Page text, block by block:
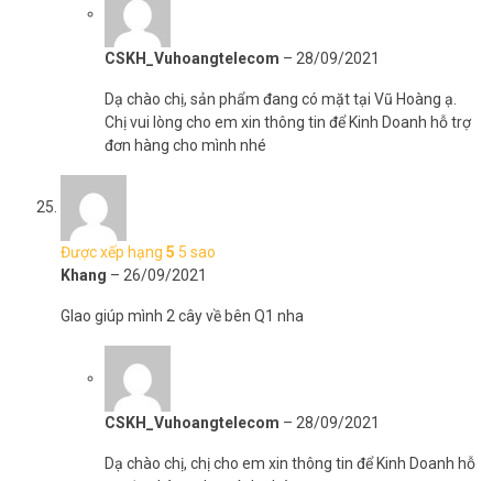
CSKH_Vuhoangtelecom – 28/09/2021
Dạ chào chị, sản phẩm đang có mặt tại Vũ Hoàng ạ.
Chị vui lòng cho em xin thông tin để Kinh Doanh hỗ trợ
đơn hàng cho mình nhé
Được xếp hạng 5 5 sao
Khang – 26/09/2021
GIao giúp mình 2 cây về bên Q1 nha
CSKH_Vuhoangtelecom – 28/09/2021
Dạ chào chị, chị cho em xin thông tin để Kinh Doanh hỗ